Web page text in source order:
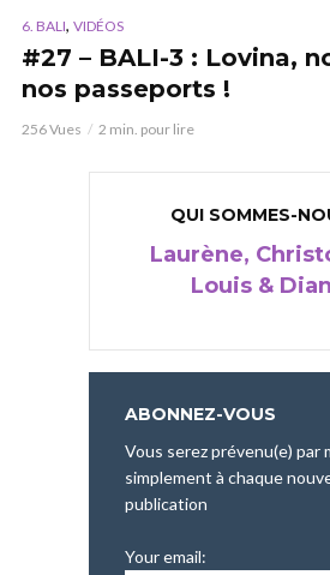
6. BALI, VIDÉOS
#27 – BALI-3 : Lovina,
nos passeports !
256 Vues 2 min. pour lire
QUI SOMMES-
Laurène,
Louis &
ABONNEZ-VOUS
Vous serez prévenu(e) par
simplement à chaque
publication
Your email: